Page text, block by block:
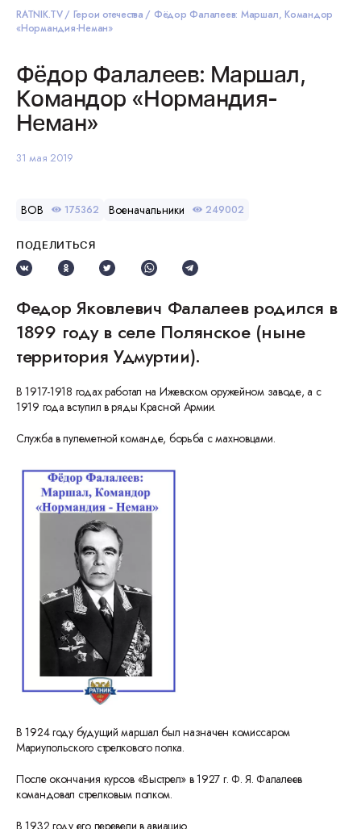
RATNIK.TV Герои отечества
Фёдор Фалалеев: Маршал, Командор
«Нормандия-Неман»
Фёдор Фалалеев: Маршал,
Командор «Нормандия-
Неман»
31 мая 2019
ВОВ 175362 Военачальники 249002
ПОДЕЛИТЬСЯ
Федор Яковлевич Фалалеев родился в
1899 году в селе Полянское (ныне
территория Удмуртии).
В 1917-1918 годах работал на Ижевском оружейном заводе, а с
1919 года вступил в ряды Красной Армии.
Служба в пулеметной команде, борьба с махновцами.
В 1924 году будущий маршал был назначен комиссаром
Мариупольского стрелкового полка.
После окончания курсов «Выстрел» в 1927 г. Ф. Я. Фалалеев
командовал стрелковым полком.
В 1932 году его перевели в авиацию.